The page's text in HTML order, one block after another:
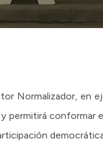
Normalizador, en
conformar